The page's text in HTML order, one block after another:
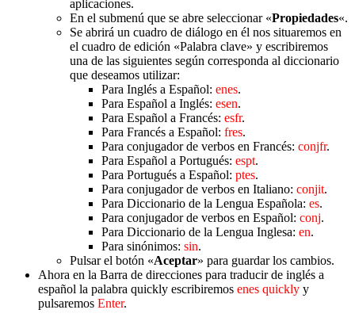
aplicaciones.
En el submenú que se abre seleccionar «Propiedades«.
Se abrirá un cuadro de diálogo en él nos situaremos en
el cuadro de edición «Palabra clave» y escribiremos
una de las siguientes según corresponda al diccionario
que deseamos utilizar:
Para Inglés a Español: enes.
Para Español a Inglés: esen.
Para Español a Francés: esfr.
Para Francés a Español: fres.
Para conjugador de verbos en Francés: conjfr.
Para Español a Portugués: espt.
Para Portugués a Español: ptes.
Para conjugador de verbos en Italiano: conjit.
Para Diccionario de la Lengua Española: es.
Para conjugador de verbos en Español: conj.
Para Diccionario de la Lengua Inglesa: en.
Para sinónimos: sin.
Pulsar el botón «Aceptar» para guardar los cambios.
Ahora en la Barra de direcciones para traducir de inglés a
español la palabra quickly escribiremos enes quickly y
pulsaremos Enter.